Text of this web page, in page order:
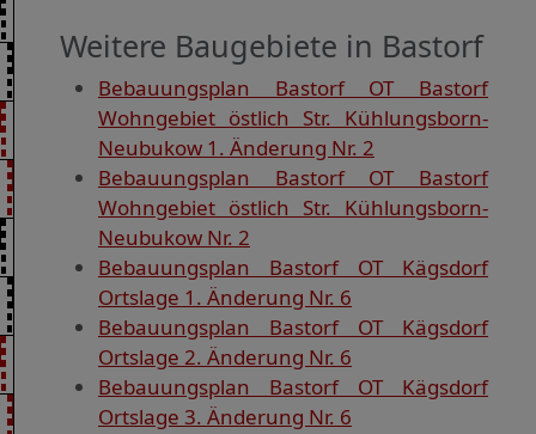
Weitere Baugebiete in Bastorf
Bebauungsplan Bastorf OT Bastorf
Wohngebiet östlich Str. Kühlungsborn-
Neubukow 1. Änderung Nr. 2
Bebauungsplan Bastorf OT Bastorf
Wohngebiet östlich Str. Kühlungsborn-
Neubukow Nr. 2
Bebauungsplan Bastorf OT Kägsdorf
Ortslage 1. Änderung Nr. 6
Bebauungsplan Bastorf OT Kägsdorf
Ortslage 2. Änderung Nr. 6
Bebauungsplan Bastorf OT Kägsdorf
Ortslage 3. Änderung Nr. 6